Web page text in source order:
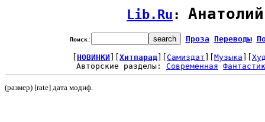
Lib.Ru :
Поиск: Проза Переводы
НОВИНКИ Хитпарад Самиздат Музыка
Авторские разделы: Современная
(размер) [rate] дата модиф.